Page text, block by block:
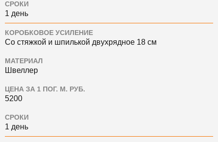
СРОКИ
1 день
КОРОБКОВОЕ УСИЛЕНИЕ
Со стяжкой и шпилькой двухрядное 18 см
МАТЕРИАЛ
Швеллер
ЦЕНА ЗА 1 ПОГ. М. РУБ.
5200
СРОКИ
1 день